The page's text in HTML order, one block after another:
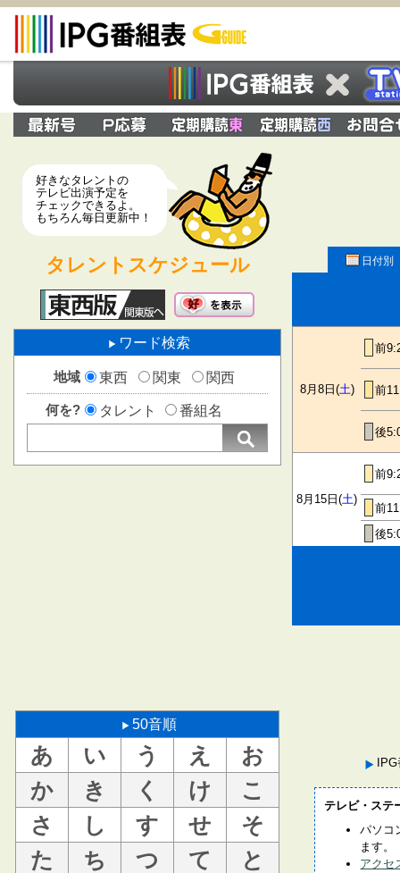
好きなタレントの
テレビ出演予定を
チェックできるよ。
もちろん毎日更新中！
タレントスケジュール
ワード検索
地域 東西 関東 関西
何を? タレント 番組名
50音順
あ い う え
お
か
き く け
こ
さ
し す せ
そ
た
ち つ て
と
日付別
8月8日(土)
前
前
後
8月15日(土)
前
前
後
テレビ・ステ
パソコ
ます。
アクセ